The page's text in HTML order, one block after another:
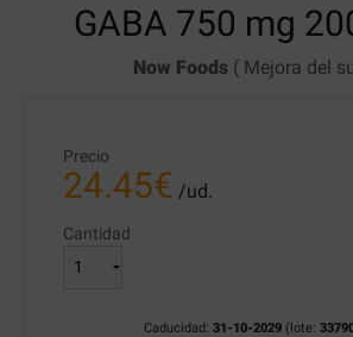
GABA 750 mg
Now Foods ( Mejora del
Precio
24.45€ /ud.
Cantidad
Caducidad: 31-10-2029(lote: